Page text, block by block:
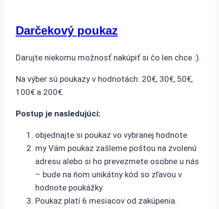
Darčekový poukaz
Darujte niekomu možnosť nakúpiť si čo len chce :).
Na výber sú poukazy v hodnotách: 20€, 30€, 50€,
100€ a 200€.
Postup je nasledujúci:
objednajte si poukaz vo vybranej hodnote
my Vám poukaz zašleme poštou na zvolenú
adresu alebo si ho prevezmete osobne u nás
– bude na ňom unikátny kód so zľavou v
hodnote poukážky
Poukaz platí 6 mesiacov od zakúpenia.